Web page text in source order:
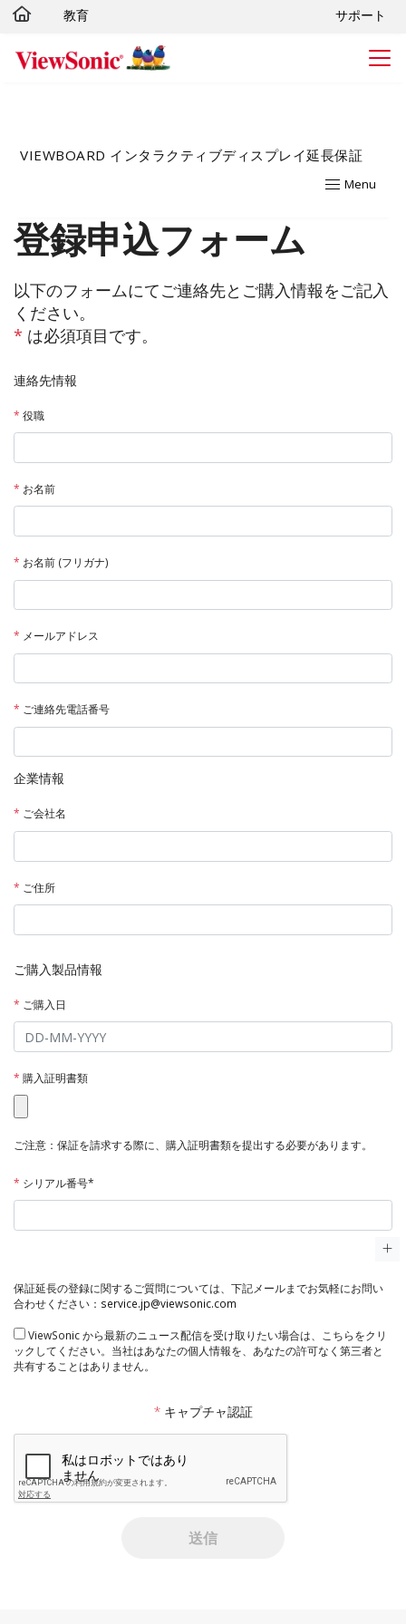
Skip to main content
教育 サポート
VIEWBOARD インタラクティブディスプレイ延長保証
Menu
登録申込フォーム
以下のフォームにてご連絡先とご購入情報をご記入
ください。
* は必須項目です。
連絡先情報
* 役職
* お名前
* お名前 (フリガナ)
* メールアドレス
* ご連絡先電話番号
企業情報
* ご会社名
* ご住所
ご購入製品情報
* ご購入日
* 購入証明書類
ご注意：保証を請求する際に、購入証明書類を提出する必要があります。
* シリアル番号*
保証延長の登録に関するご質問については、下記メールまでお気軽にお問い
合わせください： service.jp@viewsonic.com
ViewSonic から最新のニュース配信を受け取りたい場合は、こちらをクリ
ックしてください。当社はあなたの個人情報を、あなたの許可なく第三者と
共有することはありません。
* キャプチャ認証
送信